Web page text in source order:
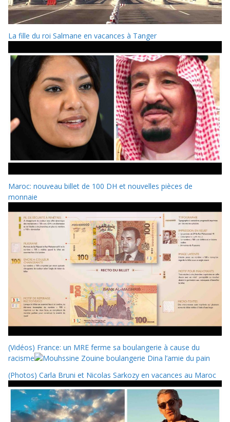
La fille du roi Salmane en vacances à Tanger
Maroc: nouveau billet de 100 DH et nouvelles pièces de
monnaie
(Vidéos) France: un MRE ferme sa boulangerie à cause du
racisme
(Photos) Carla Bruni et Nicolas Sarkozy en vacances au Maroc